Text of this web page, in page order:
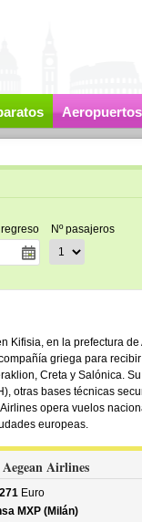
Aeropuertos
Nº pasajeros
Kifisia, en la prefectura de
griega para
Creta y Salónica.
otras bases técnicas
opera vuelos
europeas.
Airlines
271Euro
MXP (Milán)